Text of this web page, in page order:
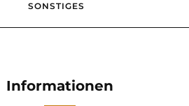
SONSTIGES
Informationen